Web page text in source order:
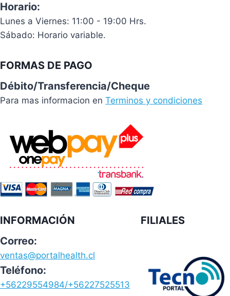
Horario:
Lunes a Viernes: 11:00 - 19:00 Hrs.
Sábado: Horario variable.
FORMAS DE PAGO
Débito/Transferencia/Cheque
Para mas informacion en Terminos y condiciones
INFORMACIÓN
Correo:
ventas@portalhealth.cl
Teléfono:
+56229554984/+56227525513
FILIALES